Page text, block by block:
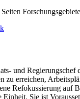
Forschungsgebiete
und
zu erreichen,
Refokussierung
Sie ist